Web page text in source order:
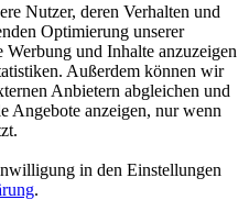
Nutzer, deren Verhalten und
Optimierung unserer
und Inhalte anzuzeigen
Außerdem können wir
Anbietern abgleichen und
Angebote anzeigen, nur wenn
in den Einstellungen
.